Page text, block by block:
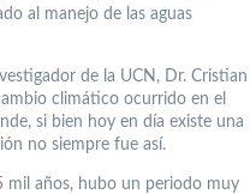
al manejo de las aguas
de la UCN, Dr. Cristian
climático ocurrido en el
si bien hoy en día existe una
no siempre fue así.
mil años, hubo un periodo muy